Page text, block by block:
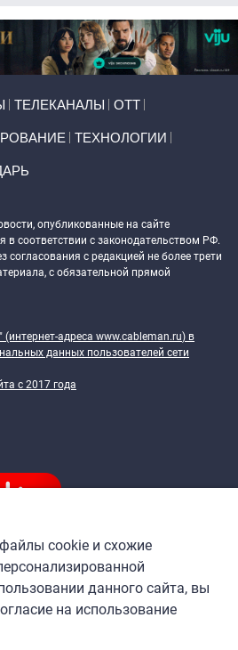
ТЕЛЕКАНАЛЫ ОТТ
ТЕХНОЛОГИИ
опубликованные на сайте
в соответствии с законодательством РФ.
согласования с редакцией не более трети
с обязательной прямой
адреса www.cableman.ru) в
данных пользователей сети
c 2017 года
cookie и схожие
данного сайта, вы
на использование